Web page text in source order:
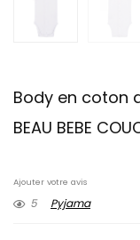
Body en coton
BEAU BEBE
Ajouter votre avis
5 Pyjama